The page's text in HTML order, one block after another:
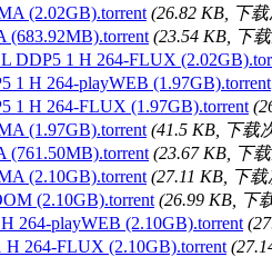
(2.02GB).torrent (26.82 KB, 下
(683.92MB).torrent (23.54 KB, 下
DDP5 1 H 264-FLUX
1 H 264-playWEB (1.97GB).torrent
1 H 264-FLUX (1.97GB).torrent
(1.97GB).torrent (41.5 KB, 下载
(761.50MB).torrent (23.67 KB, 下
(2.10GB).torrent (27.11 KB, 下
(2.10GB).torrent (26.99 KB, 下
264-playWEB (2.10GB).torrent
H 264-FLUX (2.10GB).torrent